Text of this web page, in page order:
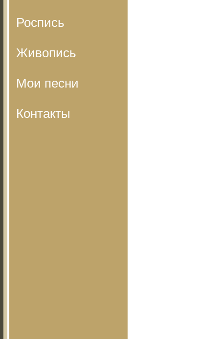
Роспись
Живопись
Мои песни
Контакты